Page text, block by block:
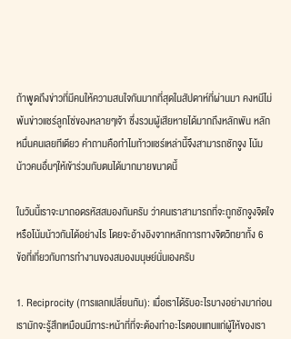
ถ้าพูดถึงข่าวที่มีคนให้ความสนใจกันมากที่สุดในสัปดาห์ที่ผ่านมา คงหนีไม่
พ้นข่าวแชร์ลูกโซ่ของหลายๆเจ้า ซึ่งรวมผู้เสียหายได้มากถึงหลักพัน หลัก
หมื่นคนเลยทีเดียว คำถามคือทำไมท้าวแชร์เหล่านี้จึงสามารถชักจูง โน้ม
น้าวคนอื่นๆให้เข้าร่วมกับตนได้มากมายขนาดนี้
ในวันนี้เราจะมาถอดรหัสสมองกันครับ ว่าคนเราสามารถที่จะถูกชักจูงจิตใจ
หรือโน้มน้าวกันได้อย่างไร โดยจะอ้างอิงจากหลักการทางจิตวิทยาทั้ง 6
ข้อที่เกี่ยวกับการทำงานของสมองมนุษย์นั่นเองครับ
1. Reciprocity (การแลกเปลี่ยนกัน): เมื่อเราได้รับอะไรบางอย่างมาก่อน
เรามักจะรู้สึกเหมือนมีภาระหน้าที่ที่จะต้องทำอะไรตอบแทนแก่ผู้ให้ของเรา